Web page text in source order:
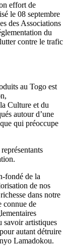
effort de
le 08 septembre
des Associations
du
contre le trafic
au Togo est
Culture et du
autour d’une
qui préoccupe
fondé de la
de nos
dans notre
connue de
savoir artistiques
autant détruire
Lamadokou.